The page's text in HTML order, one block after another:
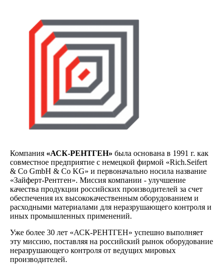
Компания «АСК-РЕНТГЕН» была основана в 1991 г. как
совместное предприятие с немецкой фирмой «Rich.Seifert
& Co GmbH & Co KG» и первоначально носила название
«Зайферт-Рентген». Миссия компании - улучшение
качества продукции российских производителей за счет
обеспечения их высококачественным оборудованием и
расходными материалами для неразрушающего контроля и
иных промышленных применений.
Уже более 30 лет «АСК-РЕНТГЕН» успешно выполняет
эту миссию, поставляя на российский рынок оборудование
неразрушающего контроля от ведущих мировых
производителей.